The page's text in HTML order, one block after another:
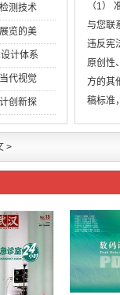
测技术
览的美
计体系
代视觉
创新探
（1）
与您联
违反宪
原创性
方的其
稿标准
>